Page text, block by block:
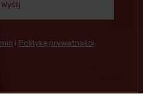
Wyślij
i Politykę prywatności.